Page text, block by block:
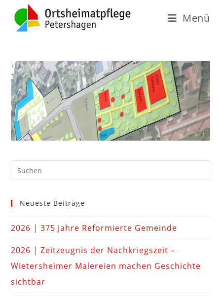
Menü
Neueste Beiträge
2026 | 375 Jahre Reformierte Gemeinde
2026 | Zeitzeugnis der Nachkriegszeit –
Wietersheimer Malereien machen Geschichte
sichtbar